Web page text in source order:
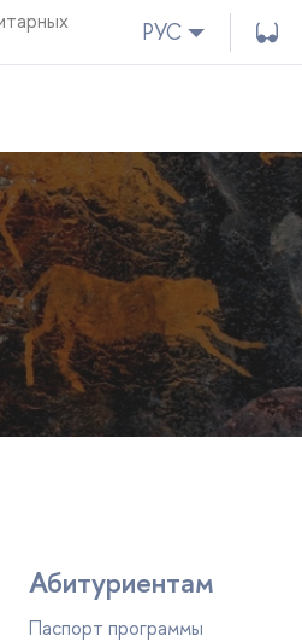
РУС
Абитуриентам
Паспорт программы